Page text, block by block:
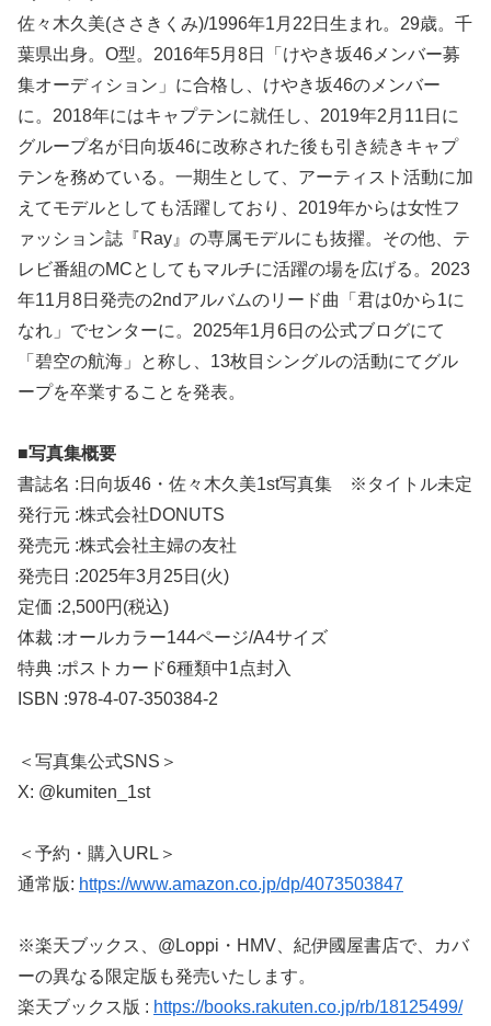
佐々木久美(ささきくみ)/1996年1月22日生まれ。29歳。千
葉県出身。O型。2016年5月8日「けやき坂46メンバー募
集オーディション」に合格し、けやき坂46のメンバー
に。2018年にはキャプテンに就任し、2019年2月11日に
グループ名が日向坂46に改称された後も引き続きキャプ
テンを務めている。一期生として、アーティスト活動に加
えてモデルとしても活躍しており、2019年からは女性フ
ァッション誌『Ray』の専属モデルにも抜擢。その他、テ
レビ番組のMCとしてもマルチに活躍の場を広げる。2023
年11月8日発売の2ndアルバムのリード曲「君は0から1に
なれ」でセンターに。2025年1月6日の公式ブログにて
「碧空の航海」と称し、13枚目シングルの活動にてグル
ープを卒業することを発表。
■写真集概要
書誌名 :日向坂46・佐々木久美1st写真集 ※タイトル未定
発行元 :株式会社DONUTS
発売元 :株式会社主婦の友社
発売日 :2025年3月25日(火)
定価 :2,500円(税込)
体裁 :オールカラー144ページ/A4サイズ
特典 :ポストカード6種類中1点封入
ISBN :978-4-07-350384-2
＜写真集公式SNS＞
X: @kumiten_1st
＜予約・購入URL＞
通常版: https://www.amazon.co.jp/dp/4073503847
※楽天ブックス、@Loppi・HMV、紀伊國屋書店で、カバ
ーの異なる限定版も発売いたします。
楽天ブックス版 : https://books.rakuten.co.jp/rb/18125499/